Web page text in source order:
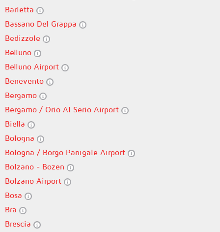
Barletta
Bassano Del Grappa
Bedizzole
Belluno
Belluno Airport
Benevento
Bergamo
Bergamo / Orio Al Serio Airport
Biella
Bologna
Bologna / Borgo Panigale Airport
Bolzano - Bozen
Bolzano Airport
Bosa
Bra
Brescia